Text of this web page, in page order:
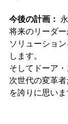
今後の計画：
将来のリーダ
ソリューショ
します。
そしてドーア
次世代の変革
を誇りに思いま